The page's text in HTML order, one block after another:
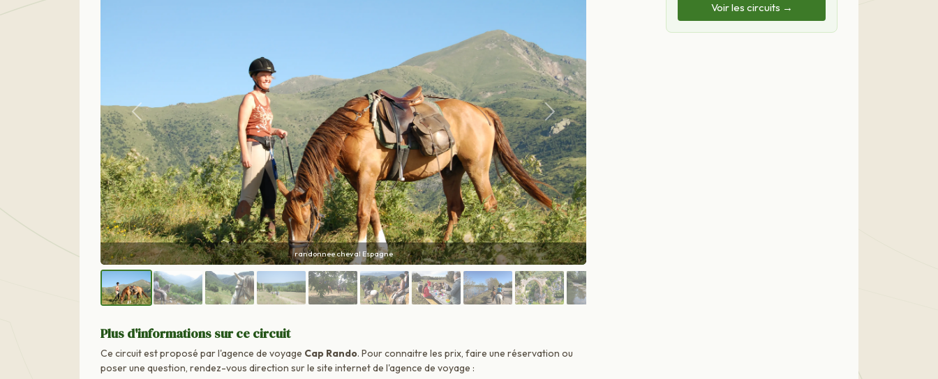
voyage a cheval en Espagne
Précédent Suivant
Plus d'informations sur ce circuit
Ce circuit est proposé par l'agence de voyage Cap Rando. Pour connaitre les prix, faire une réservation ou
poser une question, rendez-vous direction sur le site internet de l'agence de voyage :
Voir les circuits →